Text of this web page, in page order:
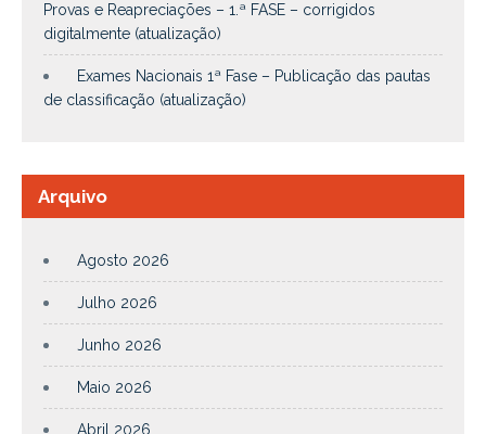
Provas e Reapreciações – 1.ª FASE – corrigidos
digitalmente (atualização)
Exames Nacionais 1ª Fase – Publicação das pautas
de classificação (atualização)
Arquivo
Agosto 2026
Julho 2026
Junho 2026
Maio 2026
Abril 2026